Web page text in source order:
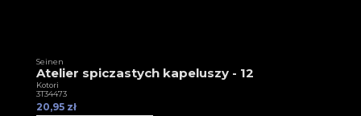
Seinen
Atelier spiczastych kapeluszy - 12
Kotori
3T34473
20,95 zł